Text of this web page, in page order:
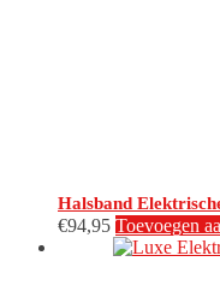
Halsband
€94,95 Toevoegen